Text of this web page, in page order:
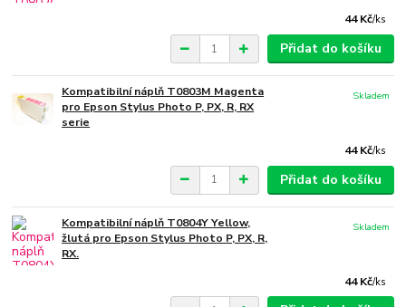
44 Kč/ks
Přidat do košíku
Kompatibilní náplň T0803M Magenta
pro Epson Stylus Photo P, PX, R, RX
serie
44 Kč/ks
Skladem
Přidat do košíku
Kompatibilní náplň T0804Y Yellow,
žlutá pro Epson Stylus Photo P, PX, R,
RX.
44 Kč/ks
Skladem